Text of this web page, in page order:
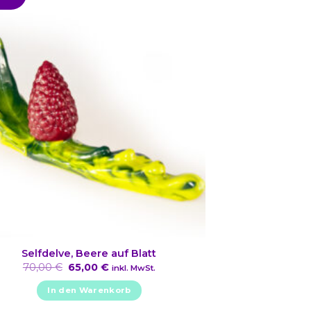
Selfdelve, Beere auf Blatt
70,00€ Ursprünglicher
Preis
war:
70,00 €
65,00€Aktueller
ist:
65,00 €.
inkl. MwSt.
In den Warenkorb